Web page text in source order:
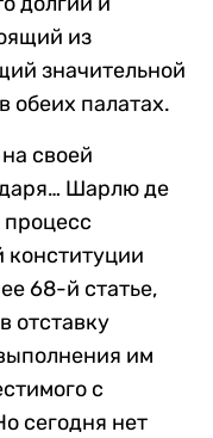
из
значительной
обеих палатах.
своей
Шарлю де
68-й статье,
отставку
им
с
сегодня нет